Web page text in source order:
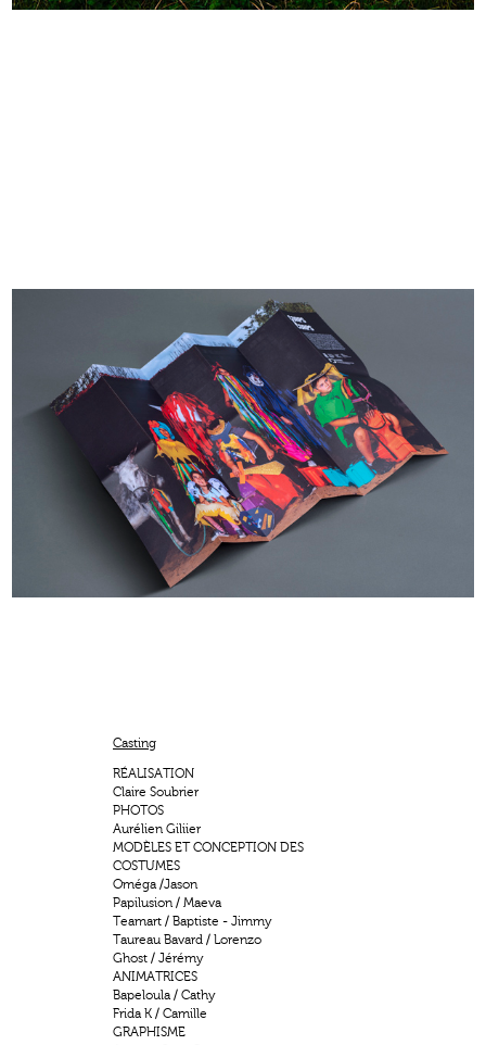
Casting
RÉALISATION
Claire Soubrier
PHOTOS
Aurélien Giliier
MODÈLES ET CONCEPTION DES
COSTUMES
Oméga /Jason
Papilusion / Maeva
Teamart / Baptiste - Jimmy
Taureau Bavard / Lorenzo
Ghost / Jérémy
ANIMATRICES
Bapeloula / Cathy
Frida K / Camille
GRAPHISME